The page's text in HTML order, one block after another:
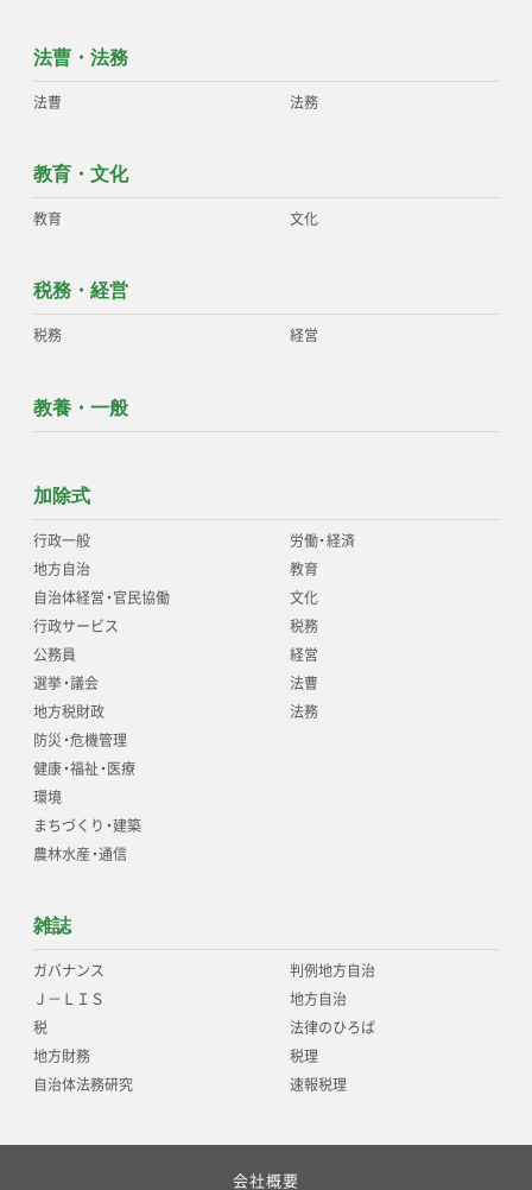
法曹・法務
法曹 法務
教育・文化
教育 文化
税務・経営
税務 経営
教養・一般
加除式
行政一般
地方自治
自治体経営・官民協働
行政サービス
公務員
選挙・議会
地方税財政
防災・危機管理
健康・福祉・医療
環境
まちづくり・建築
農林水産・通信
労働・経済
教育
文化
税務
経営
法曹
法務
雑誌
ガバナンス
Ｊ－ＬＩＳ
税
地方財務
自治体法務研究
判例地方自治
地方自治
法律のひろば
税理
速報税理
会社概要